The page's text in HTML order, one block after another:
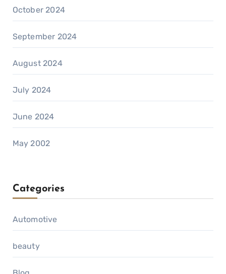
October 2024
September 2024
August 2024
July 2024
June 2024
May 2002
Categories
Automotive
beauty